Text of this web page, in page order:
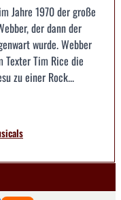
Jahre 1970 der große
der dann der
wurde. Webber
Texter Tim Rice die
zu einer Rock...